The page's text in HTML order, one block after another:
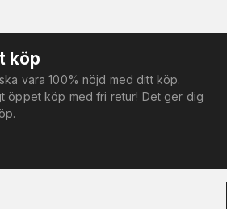
köp
vara 100% nöjd med ditt köp.
öppet köp med fri retur! Det ger dig